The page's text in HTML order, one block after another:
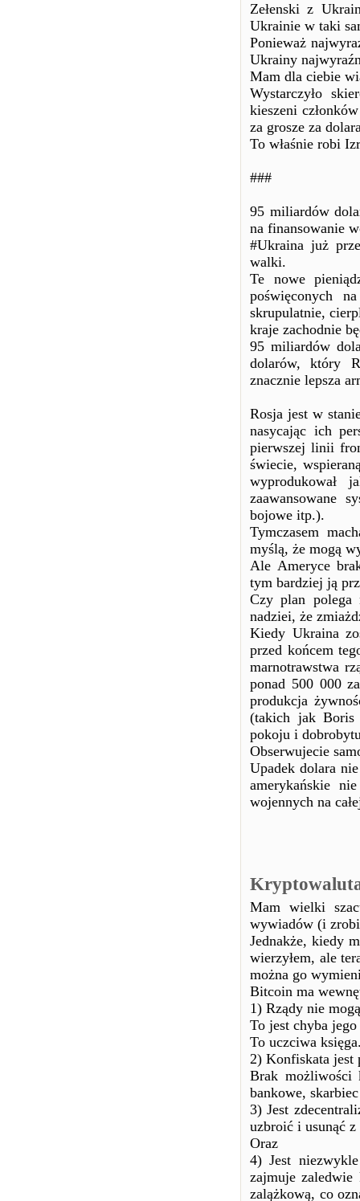
Zełenski z
Ukrainie w taki
Ponieważ
Ukrainy
Mam dla ciebie
Wystarczyło
kieszeni
za grosze za
To właśnie robi
###
95 miliardów
na finansowanie
#Ukraina już
walki.
Te nowe
poświęconych
skrupulatnie,
kraje zachodnie
95 miliardów
dolarów, który
znacznie lepsza
Rosja jest w
nasycając ich
pierwszej linii
świecie,
wyprodukował
zaawansowane
bojowe itp.).
Tymczasem
myślą, że mogą
Ale Ameryce
tym bardziej ją
Czy plan polega
nadziei, że
Kiedy Ukraina
przed końcem
marnotrawstwa
ponad 500 000
produkcja
(takich jak Boris
pokoju i
Obserwujecie
Upadek dolara
amerykańskie
wojennych na
Mam wielki
wywiadów (i
Jednakże, kiedy
wierzyłem, ale
można go
Bitcoin ma
1) Rządy nie
To jest chyba
To uczciwa
2) Konfiskata jest
Brak możliwości
bankowe,
3) Jest
uzbroić i usunąć
Oraz
4) Jest
zajmuje
zalążkową, co